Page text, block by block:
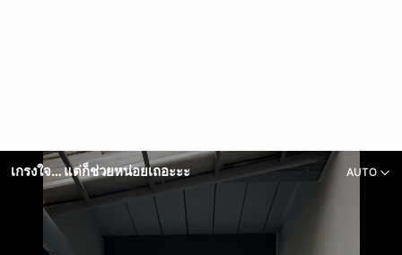
เกรงใจ… แต่ก็ช่วยหน่อยเถอะะะ AUTO